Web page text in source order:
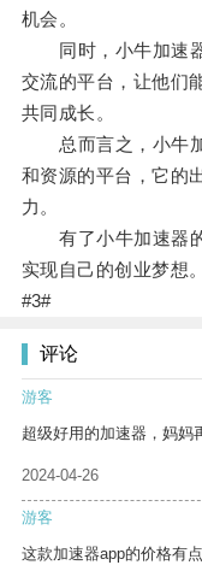
机会。
同时，小牛加速器
交流的平台，让他们
共同成长。
总而言之，小牛加
和资源的平台，它的
力。
有了小牛加速器的
实现自己的创业梦想。
#3#
评论
游客
超级好用的加速器，妈妈
2024-04-26
游客
这款加速器app的价格有